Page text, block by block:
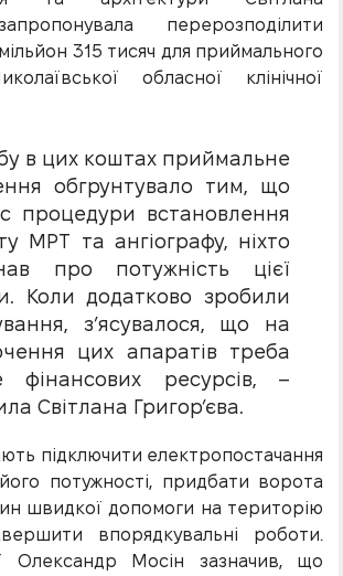
перерозподілити
315 тисяч для приймального
обласної клінічної
в цих коштах приймальне
обгрунтувало тим, що
процедури встановлення
МРТ та ангіографу, ніхто
про потужність цієї
Коли додатково зробили
з’ясувалося, що на
цих апаратів треба
фінансових ресурсів, –
Світлана Григор’єва.
підключити електропостачання
потужності, придбати ворота
швидкої допомоги на територію
впорядкувальні роботи.
Олександр Мосін зазначив, що